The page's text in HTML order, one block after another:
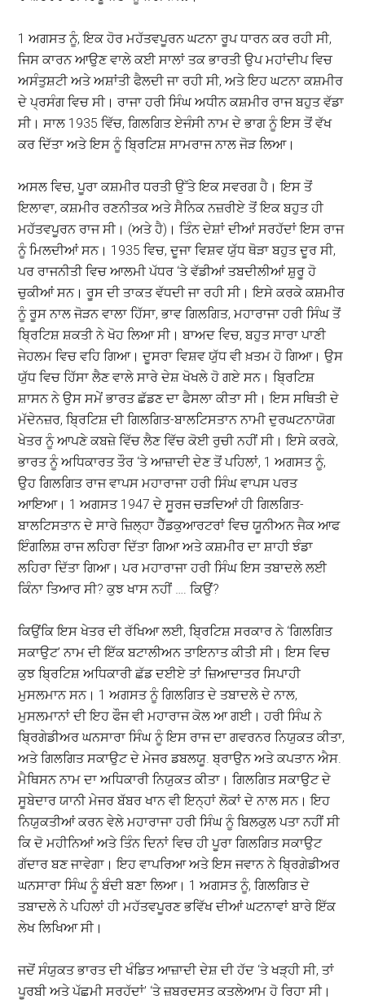
1 ਅਗਸਤ ਨੂੰ, ਇਕ ਹੋਰ ਮਹੱਤਵਪੂਰਨ ਘਟਨਾ ਰੂਪ ਧਾਰਨ ਕਰ ਰਹੀ ਸੀ,
ਜਿਸ ਕਾਰਨ ਆਉਣ ਵਾਲੇ ਕਈ ਸਾਲਾਂ ਤਕ ਭਾਰਤੀ ਉਪ ਮਹਾਂਦੀਪ ਵਿਚ
ਅਸੰਤੁਸ਼ਟੀ ਅਤੇ ਅਸ਼ਾਂਤੀ ਫੈਲਦੀ ਜਾ ਰਹੀ ਸੀ, ਅਤੇ ਇਹ ਘਟਨਾ ਕਸ਼ਮੀਰ
ਦੇ ਪ੍ਰਸੰਗ ਵਿਚ ਸੀ। ਰਾਜਾ ਹਰੀ ਸਿੰਘ ਅਧੀਨ ਕਸ਼ਮੀਰ ਰਾਜ ਬਹੁਤ ਵੱਡਾ
ਸੀ। ਸਾਲ 1935 ਵਿੱਚ, ਗਿਲਗਿਤ ਏਜੰਸੀ ਨਾਮ ਦੇ ਭਾਗ ਨੂੰ ਇਸ ਤੋਂ ਵੱਖ
ਕਰ ਦਿੱਤਾ ਅਤੇ ਇਸ ਨੂੰ ਬ੍ਰਿਟਿਸ਼ ਸਾਮਰਾਜ ਨਾਲ ਜੋੜ ਲਿਆ।
ਅਸਲ ਵਿਚ, ਪੂਰਾ ਕਸ਼ਮੀਰ ਧਰਤੀ ਉੱਤੇ ਇਕ ਸਵਰਗ ਹੈ। ਇਸ ਤੋਂ
ਇਲਾਵਾ, ਕਸ਼ਮੀਰ ਰਣਨੀਤਕ ਅਤੇ ਸੈਨਿਕ ਨਜ਼ਰੀਏ ਤੋਂ ਇਕ ਬਹੁਤ ਹੀ
ਮਹੱਤਵਪੂਰਨ ਰਾਜ ਸੀ। (ਅਤੇ ਹੈ)। ਤਿੰਨ ਦੇਸ਼ਾਂ ਦੀਆਂ ਸਰਹੱਦਾਂ ਇਸ ਰਾਜ
ਨੂੰ ਮਿਲਦੀਆਂ ਸਨ। 1935 ਵਿਚ, ਦੂਜਾ ਵਿਸ਼ਵ ਯੁੱਧ ਥੋੜਾ ਬਹੁਤ ਦੂਰ ਸੀ,
ਪਰ ਰਾਜਨੀਤੀ ਵਿਚ ਆਲਮੀ ਪੱਧਰ ‘ਤੇ ਵੱਡੀਆਂ ਤਬਦੀਲੀਆਂ ਸ਼ੁਰੂ ਹੋ
ਚੁਕੀਆਂ ਸਨ। ਰੂਸ ਦੀ ਤਾਕਤ ਵੱਧਦੀ ਜਾ ਰਹੀ ਸੀ। ਇਸੇ ਕਰਕੇ ਕਸ਼ਮੀਰ
ਨੂੰ ਰੂਸ ਨਾਲ ਜੋੜਨ ਵਾਲਾ ਹਿੱਸਾ, ਭਾਵ ਗਿਲਗਿਤ, ਮਹਾਰਾਜਾ ਹਰੀ ਸਿੰਘ ਤੋਂ
ਬ੍ਰਿਟਿਸ਼ ਸ਼ਕਤੀ ਨੇ ਖੋਹ ਲਿਆ ਸੀ। ਬਾਅਦ ਵਿਚ, ਬਹੁਤ ਸਾਰਾ ਪਾਣੀ
ਜੇਹਲਮ ਵਿਚ ਵਹਿ ਗਿਆ। ਦੂਸਰਾ ਵਿਸ਼ਵ ਯੁੱਧ ਵੀ ਖ਼ਤਮ ਹੋ ਗਿਆ। ਉਸ
ਯੁੱਧ ਵਿਚ ਹਿੱਸਾ ਲੈਣ ਵਾਲੇ ਸਾਰੇ ਦੇਸ਼ ਖੋਖਲੇ ਹੋ ਗਏ ਸਨ। ਬ੍ਰਿਟਿਸ਼
ਸ਼ਾਸਨ ਨੇ ਉਸ ਸਮੇਂ ਭਾਰਤ ਛੱਡਣ ਦਾ ਫੈਸਲਾ ਕੀਤਾ ਸੀ। ਇਸ ਸਥਿਤੀ ਦੇ
ਮੱਦੇਨਜ਼ਰ, ਬ੍ਰਿਟਿਸ਼ ਦੀ ਗਿਲਗਿਤ-ਬਾਲਟਿਸਤਾਨ ਨਾਮੀ ਦੁਰਘਟਨਾਯੋਗ
ਖੇਤਰ ਨੂੰ ਆਪਣੇ ਕਬਜ਼ੇ ਵਿੱਚ ਲੈਣ ਵਿੱਚ ਕੋਈ ਰੁਚੀ ਨਹੀਂ ਸੀ। ਇਸੇ ਕਰਕੇ,
ਭਾਰਤ ਨੂੰ ਅਧਿਕਾਰਤ ਤੌਰ ‘ਤੇ ਆਜ਼ਾਦੀ ਦੇਣ ਤੋਂ ਪਹਿਲਾਂ, 1 ਅਗਸਤ ਨੂੰ,
ਉਹ ਗਿਲਗਿਤ ਰਾਜ ਵਾਪਸ ਮਹਾਰਾਜਾ ਹਰੀ ਸਿੰਘ ਵਾਪਸ ਪਰਤ
ਆਇਆ। 1 ਅਗਸਤ 1947 ਦੇ ਸੂਰਜ ਚੜਦਿਆਂ ਹੀ ਗਿਲਗਿਤ-
ਬਾਲਟਿਸਤਾਨ ਦੇ ਸਾਰੇ ਜ਼ਿਲ੍ਹਾ ਹੈੱਡਕੁਆਰਟਰਾਂ ਵਿਚ ਯੂਨੀਅਨ ਜੈਕ ਆਫ
ਇੰਗਲਿਸ਼ ਰਾਜ ਲਹਿਰਾ ਦਿੱਤਾ ਗਿਆ ਅਤੇ ਕਸ਼ਮੀਰ ਦਾ ਸ਼ਾਹੀ ਝੰਡਾ
ਲਹਿਰਾ ਦਿੱਤਾ ਗਿਆ। ਪਰ ਮਹਾਰਾਜਾ ਹਰੀ ਸਿੰਘ ਇਸ ਤਬਾਦਲੇ ਲਈ
ਕਿੰਨਾ ਤਿਆਰ ਸੀ? ਕੁਝ ਖਾਸ ਨਹੀਂ …. ਕਿਉਂ?
ਕਿਉਂਕਿ ਇਸ ਖੇਤਰ ਦੀ ਰੱਖਿਆ ਲਈ, ਬ੍ਰਿਟਿਸ਼ ਸਰਕਾਰ ਨੇ ‘ਗਿਲਗਿਤ
ਸਕਾਉਟ’ ਨਾਮ ਦੀ ਇੱਕ ਬਟਾਲੀਅਨ ਤਾਇਨਾਤ ਕੀਤੀ ਸੀ। ਇਸ ਵਿਚ
ਕੁਝ ਬ੍ਰਿਟਿਸ਼ ਅਧਿਕਾਰੀ ਛੱਡ ਦਈਏ ਤਾਂ ਜ਼ਿਆਦਾਤਰ ਸਿਪਾਹੀ
ਮੁਸਲਮਾਨ ਸਨ। 1 ਅਗਸਤ ਨੂੰ ਗਿਲਗਿਤ ਦੇ ਤਬਾਦਲੇ ਦੇ ਨਾਲ,
ਮੁਸਲਮਾਨਾਂ ਦੀ ਇਹ ਫੌਜ ਵੀ ਮਹਾਰਾਜ ਕੋਲ ਆ ਗਈ। ਹਰੀ ਸਿੰਘ ਨੇ
ਬ੍ਰਿਗੇਡੀਅਰ ਘਨਸਾਰਾ ਸਿੰਘ ਨੂੰ ਇਸ ਰਾਜ ਦਾ ਗਵਰਨਰ ਨਿਯੁਕਤ ਕੀਤਾ,
ਅਤੇ ਗਿਲਗਿਤ ਸਕਾਉਟ ਦੇ ਮੇਜਰ ਡਬਲਯੂ. ਬ੍ਰਾਉਨ ਅਤੇ ਕਪਤਾਨ ਐਸ.
ਮੈਥਿਸਨ ਨਾਮ ਦਾ ਅਧਿਕਾਰੀ ਨਿਯੁਕਤ ਕੀਤਾ। ਗਿਲਗਿਤ ਸਕਾਉਟ ਦੇ
ਸੂਬੇਦਾਰ ਯਾਨੀ ਮੇਜਰ ਬੱਬਰ ਖਾਨ ਵੀ ਇਨ੍ਹਾਂ ਲੋਕਾਂ ਦੇ ਨਾਲ ਸਨ। ਇਹ
ਨਿਯੁਕਤੀਆਂ ਕਰਨ ਵੇਲੇ ਮਹਾਰਾਜਾ ਹਰੀ ਸਿੰਘ ਨੂੰ ਬਿਲਕੁਲ ਪਤਾ ਨਹੀਂ ਸੀ
ਕਿ ਦੋ ਮਹੀਨਿਆਂ ਅਤੇ ਤਿੰਨ ਦਿਨਾਂ ਵਿਚ ਹੀ ਪੂਰਾ ਗਿਲਗਿਤ ਸਕਾਉਟ
ਗੱਦਾਰ ਬਣ ਜਾਵੇਗਾ। ਇਹ ਵਾਪਰਿਆ ਅਤੇ ਇਸ ਜਵਾਨ ਨੇ ਬ੍ਰਿਗੇਡੀਅਰ
ਘਨਸਾਰਾ ਸਿੰਘ ਨੂੰ ਬੰਦੀ ਬਣਾ ਲਿਆ। 1 ਅਗਸਤ ਨੂੰ, ਗਿਲਗਿਤ ਦੇ
ਤਬਾਦਲੇ ਨੇ ਪਹਿਲਾਂ ਹੀ ਮਹੱਤਵਪੂਰਣ ਭਵਿੱਖ ਦੀਆਂ ਘਟਨਾਵਾਂ ਬਾਰੇ ਇੱਕ
ਲੇਖ ਲਿਖਿਆ ਸੀ।
ਜਦੋਂ ਸੰਯੁਕਤ ਭਾਰਤ ਦੀ ਖੰਡਿਤ ਆਜ਼ਾਦੀ ਦੇਸ਼ ਦੀ ਹੱਦ ‘ਤੇ ਖੜ੍ਹੀ ਸੀ, ਤਾਂ
ਪੂਰਬੀ ਅਤੇ ਪੱਛਮੀ ਸਰਹੱਦਾਂ’ ‘ਤੇ ਜ਼ਬਰਦਸਤ ਕਤਲੇਆਮ ਹੋ ਰਿਹਾ ਸੀ।